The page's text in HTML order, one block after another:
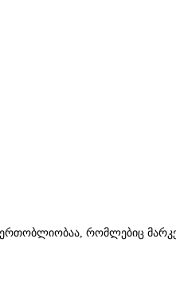
ერთობლიობაა, რომლებიც